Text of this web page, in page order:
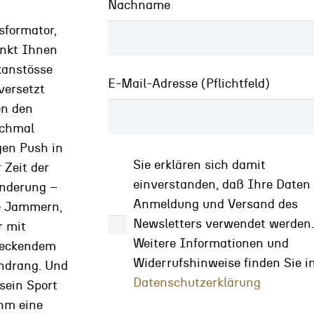
und des Denkbaren wird kleiner. Stellen
rund um kulturelle Aneignung in Frage,
Diskussion als „der Gegner“ dazustehen.
die ganz Mutigen
– für unsere Gesellschaft und unsere
drängen die Menschen in eine Richtung,
Ihnen
den
Push in
Zeit der
–
Jammern,
mit
Und
Sport
eine
Nachname
E-Mail-Adresse (Pflichtfeld)
Sie erklären sich damit
einverstanden, daß Ihre Daten
Anmeldung und Versand des
Newsletters verwendet werden.
Weitere Informationen und
Widerrufshinweise finden Sie
Datenschutzerklärung